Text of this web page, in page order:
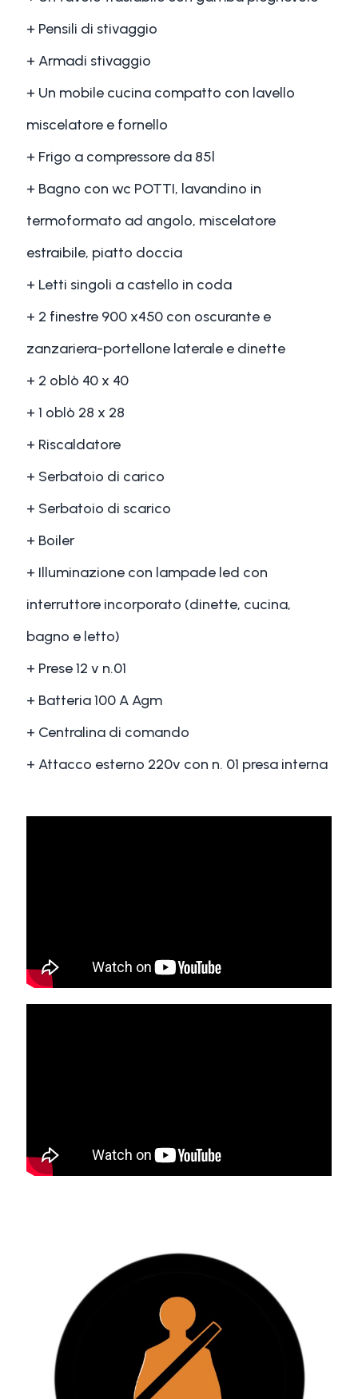
+ Pensili di stivaggio
+ Armadi stivaggio
+ Un mobile cucina compatto con lavello
miscelatore e fornello
+ Frigo a compressore da 85l
+ Bagno con wc POTTI, lavandino in
termoformato ad angolo, miscelatore
estraibile, piatto doccia
+ Letti singoli a castello in coda
+ 2 finestre 900 x450 con oscurante e
zanzariera-portellone laterale e dinette
+ 2 oblò 40 x 40
+ 1 oblò 28 x 28
+ Riscaldatore
+ Serbatoio di carico
+ Serbatoio di scarico
+ Boiler
+ Illuminazione con lampade led con
interruttore incorporato (dinette, cucina,
bagno e letto)
+ Prese 12 v n.01
+ Batteria 100 A Agm
+ Centralina di comando
+ Attacco esterno 220v con n. 01 presa interna